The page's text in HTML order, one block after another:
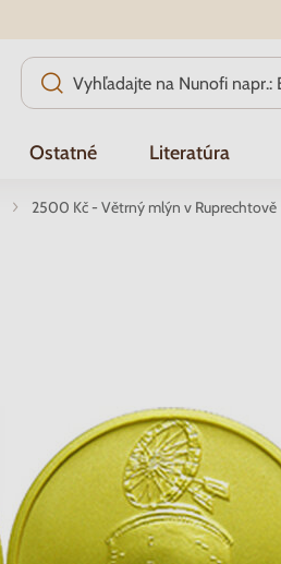
Ostatné Literatúra
2500 Kč - Větrný mlýn v Ruprechtově